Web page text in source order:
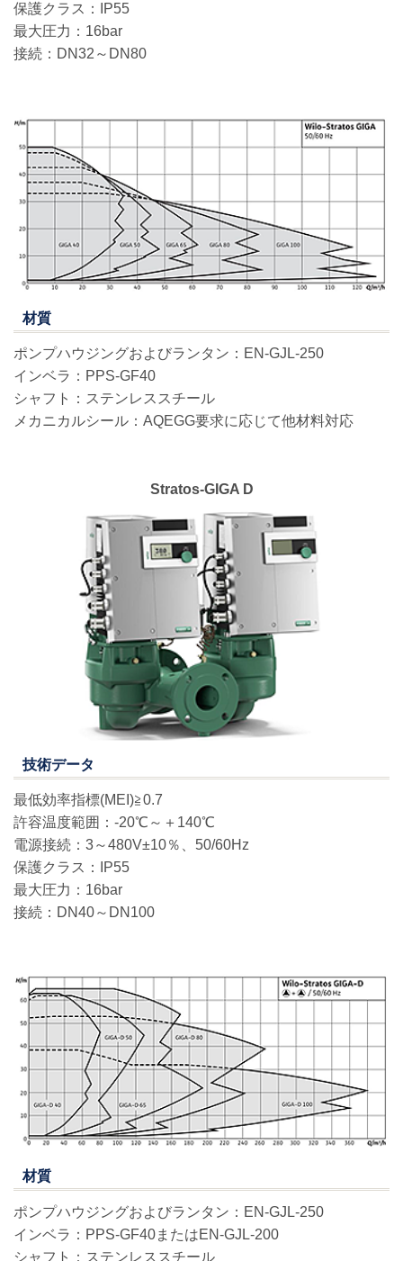
保護クラス：IP55
最大圧力：16bar
接続：DN32～DN80
材質
ポンプハウジングおよびランタン：EN-GJL-250
インベラ：PPS-GF40
シャフト：ステンレススチール
メカニカルシール：AQEGG要求に応じて他材料対応
Stratos-GIGA D
技術データ
最低効率指標(MEI)≧0.7
許容温度範囲：-20℃～＋140℃
電源接続：3～480V±10％、50/60Hz
保護クラス：IP55
最大圧力：16bar
接続：DN40～DN100
材質
ポンプハウジングおよびランタン：EN-GJL-250
インベラ：PPS-GF40またはEN-GJL-200
シャフト：ステンレススチール